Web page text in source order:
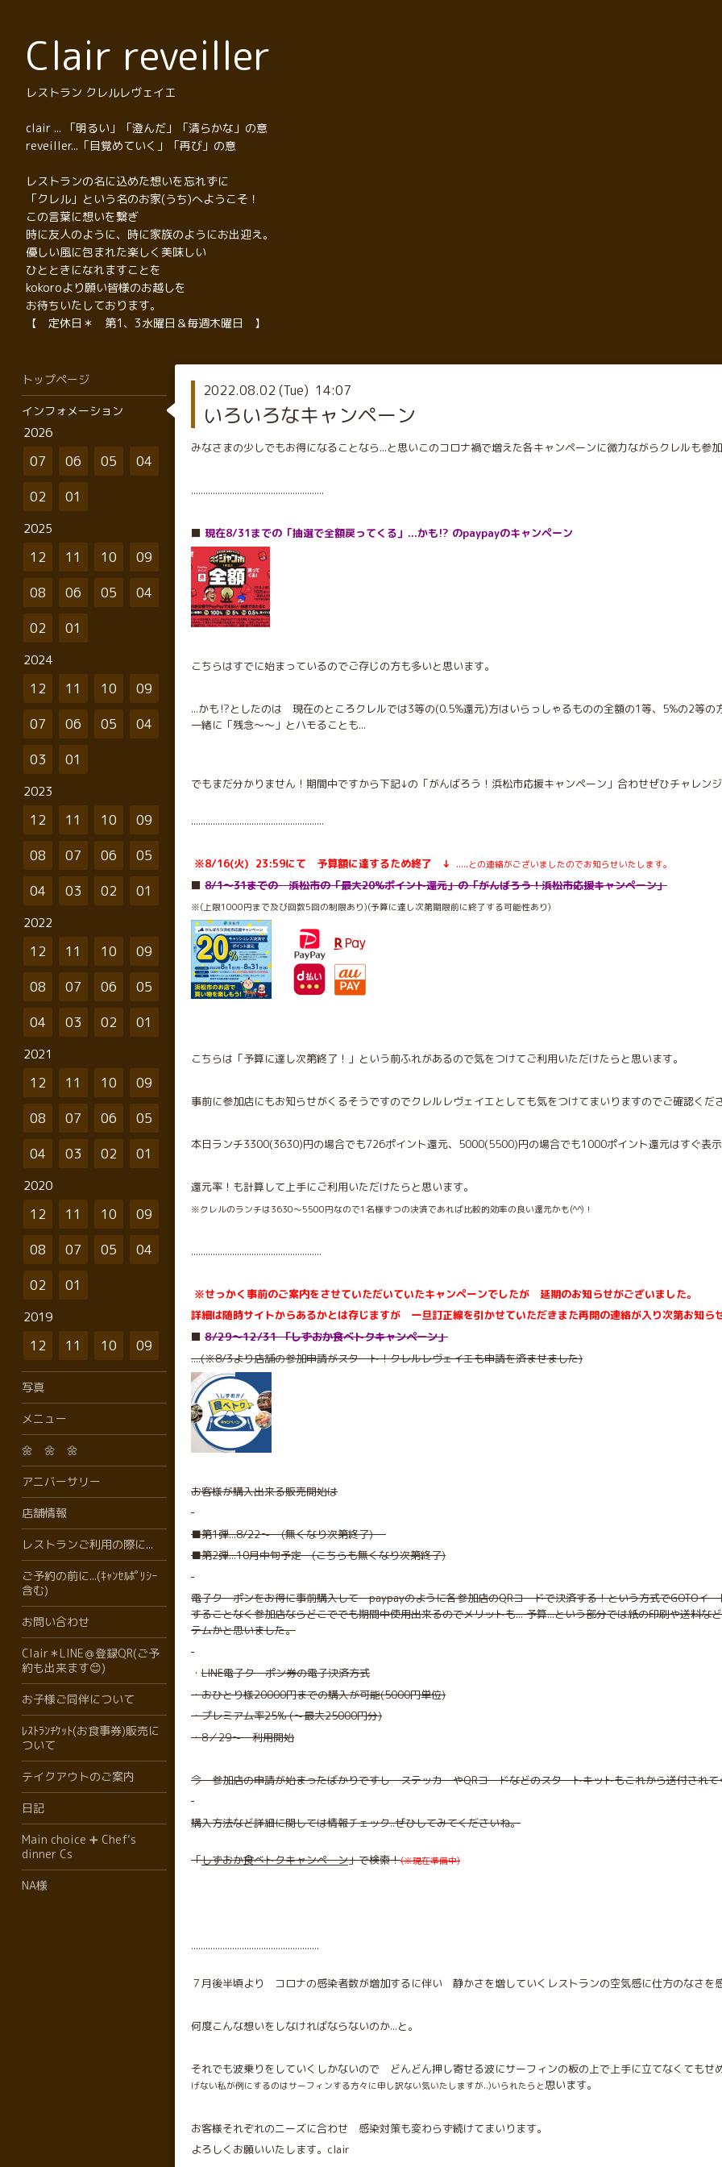
Clair reveiller
レストラン クレルレヴェイエ
clair ... 「明るい」「澄んだ」「清らかな」の意
reveiller...「目覚めていく」「再び」の意
レストランの名に込めた想いを忘れずに
「クレル」という名のお家(うち)へようこそ！
この言葉に想いを繋ぎ
時に友人のように、時に家族のようにお出迎え。
優しい風に包まれた楽しく美味しい
ひとときになれますことを
kokoroより願い皆様のお越しを
お待ちいたしております。
【 定休日＊ 第1、3水曜日＆毎週木曜日 】
2022.08.02 (Tue) 14:07
いろいろなキャンペーン
みなさまの少しでもお得になることなら...と思いこのコロナ禍で増えた各キャンペーンに微力ながらクレルも参
.......................................................
⬛️ 現在8/31までの「抽選で全額戻ってくる」...かも⁉︎ のpaypayのキャンペーン
こちらはすでに始まっているのでご存じの方も多いと思います。
...かも⁉︎としたのは 現在のところクレルでは3等の(0.5%還元)方はいらっしゃるものの全額の1等、5%の2等
一緒に「残念〜〜」とハモることも...
でもまだ分かりません！期間中ですから下記↓の「がんばろう！浜松市応援キャンペーン」合わせぜひチャレン
.......................................................
※8/16(火) 23:59にて 予算額に達するため終了 ↓ ..... との連絡がございましたのでお知らせいたします。
⬛️ 8/1〜31までの 浜松市の「最大20%ポイント還元」の「がんばろう！浜松市応援キャンペーン」
※(上限1000円まで及び回数5回の制限あり)(予算に達し次第期限前に終了する可能性あり)
こちらは「予算に達し次第終了！」という前ふれがあるので気をつけてご利用いただけたらと思います。
事前に参加店にもお知らせがくるそうですのでクレルレヴェイエとしても気をつけてまいりますのでご確認くだ
本日ランチ3300(3630)円の場合でも726ポイント還元、5000(5500)円の場合でも1000ポイント還元はすぐ表
還元率！も計算して上手にご利用いただけたらと思います。
※クレルのランチは3630〜5500円なので1名様ずつの決済であれば比較的効率の良い還元かも(^^)！
......................................................
※せっかく事前のご案内をさせていただいていたキャンペーンでしたが 延期のお知らせがございました。
詳細は随時サイトからあるかとは存じますが 一旦訂正線を引かせていただきまた再開の連絡が入り次第お知ら
⬛️ 8/29〜12/31 「しずおか食べトクキャンペーン」
....(※8/3より店舗の参加申請がスタート！クレルレヴェイエも申請を済ませました)
お客様が購入出来る販売開始は
■第1弾...8/22〜 (無くなり次第終了)
■第2弾...10月中旬予定 (こちらも無くなり次第終了)
電子クーポンをお得に事前購入して paypayのように各参加店のQRコードで決済する！という方式でGOTOイ
することなく参加店ならどこででも期間中使用出来るのでメリットも... 予算...という部分では紙の印刷や送料
テムかと思いました。
・ LINE電子クーポン券の電子決済方式
・おひとり様20000円までの購入が可能(5000円単位)
・プレミアム率25% (〜最大25000円分)
・8／29〜 利用開始
今 参加店の申請が始まったばかりですし ステッカーやQRコードなどのスタートキットもこれから送付され
購入方法など詳細に関しては情報チェック..ぜひしてみてくださいね。
「しずおか食べトクキャンペーン」で検索！(※現在準備中)
.....................................................
７月後半頃より コロナの感染者数が増加するに伴い 静かさを増していくレストランの空気感に仕方のなさを
何度こんな想いをしなければならないのか...と。
それでも波乗りをしていくしかないので どんどん押し寄せる波にサーフィンの板の上で上手に立てなくても
げない私が例にするのはサーフィンする方々に申し訳ない気いたしますが..)いられたらと思います。
お客様それぞれのニーズに合わせ 感染対策も変わらず続けてまいります。
よろしくお願いいたします。clair
トップページ
インフォメーション
2026
07 06 05
04
02
01
2025
12 11 10
09
08
06 05
04
02
01
2024
12 11 10
09
07
06 05
04
03
01
2023
12 11 10
09
08
07 06
05
04
03 02 01
2022
12 11 10
09
08
07 06
05
04
03 02 01
2021
12 11 10
09
08
07 06
05
04
03 02 01
2020
12 11 10
09
08
07 05
04
02
01
2019
12 11 10 09
写真
メニュー
🌼 🌼 🌼
アニバーサリー
店舗情報
レストランご利用の際に...
ご予約の前に...(ｷｬﾝｾﾙﾎﾟﾘｼｰ
含む)
お問い合わせ
Clair＊LINE＠登録QR(ご予
約も出来ます😊)
お子様ご同伴について
ﾚｽﾄﾗﾝﾁｹｯﾄ(お食事券)販売に
ついて
テイクアウトのご案内
日記
Main choice ➕ Chef‘s
dinner Cs
NA様